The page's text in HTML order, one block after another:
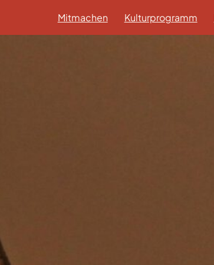
Mitmachen Kulturprogramm